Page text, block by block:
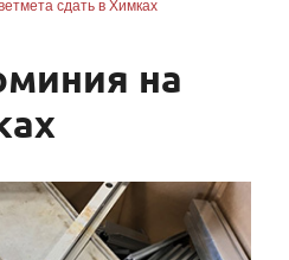
сдать в Химках
на